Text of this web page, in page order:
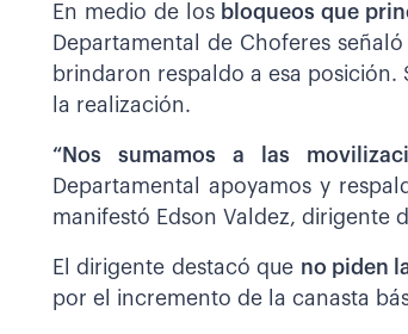
En medio de los bloqueos que
Departamental de Choferes
brindaron respaldo a esa
la realización.
“Nos sumamos a las
Departamental apoyamos y
manifestó Edson Valdez, dirigente
El dirigente destacó que no piden
por el incremento de la canasta